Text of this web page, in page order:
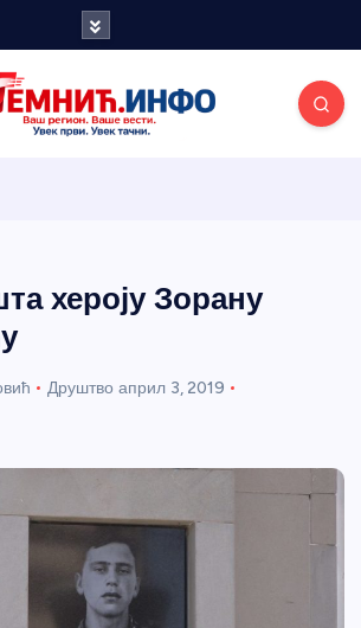
и портал
хероју Зорану
Друштво април 3, 2019